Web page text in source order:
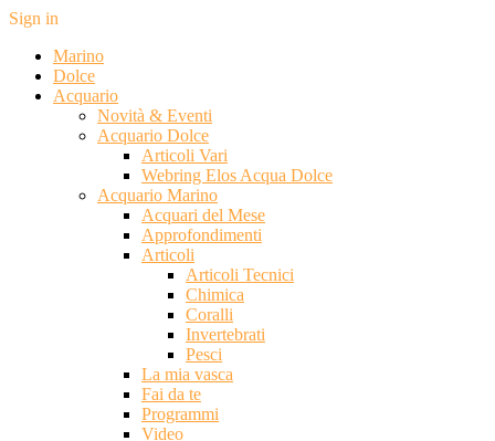
Sign in
Marino
Dolce
Acquario
Novità & Eventi
Acquario Dolce
Articoli Vari
Webring Elos Acqua Dolce
Acquario Marino
Acquari del Mese
Approfondimenti
Articoli
Articoli Tecnici
Chimica
Coralli
Invertebrati
Pesci
La mia vasca
Fai da te
Programmi
Video